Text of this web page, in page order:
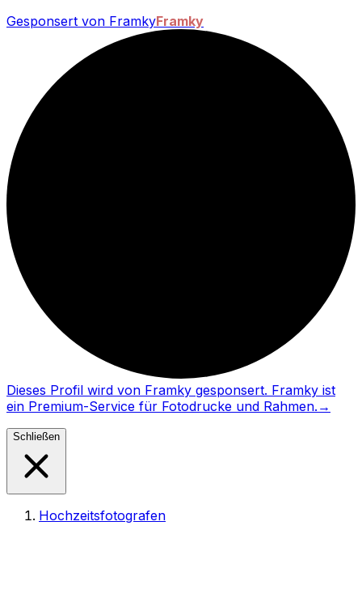
Gesponsert von FramkyFramky
Dieses Profil wird von Framky gesponsert. Framky ist
ein Premium-Service für Fotodrucke und Rahmen. →
Schließen
Hochzeitsfotografen